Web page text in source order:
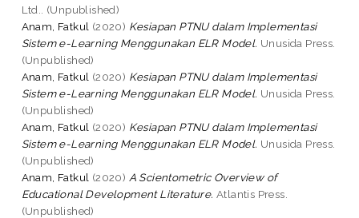
Ltd.. (Unpublished)
Anam, Fatkul (2020) Kesiapan PTNU dalam Implementasi
Sistem e-Learning Menggunakan ELR Model. Unusida Press.
(Unpublished)
Anam, Fatkul (2020) Kesiapan PTNU dalam Implementasi
Sistem e-Learning Menggunakan ELR Model. Unusida Press.
(Unpublished)
Anam, Fatkul (2020) Kesiapan PTNU dalam Implementasi
Sistem e-Learning Menggunakan ELR Model. Unusida Press.
(Unpublished)
Anam, Fatkul (2020) A Scientometric Overview of
Educational Development Literature. Atlantis Press.
(Unpublished)